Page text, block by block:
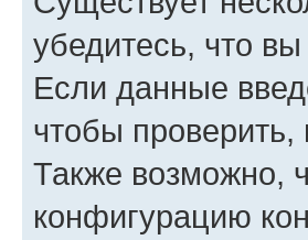
убедитесь, что
Если данные
чтобы
Также возможно,
конфигурацию